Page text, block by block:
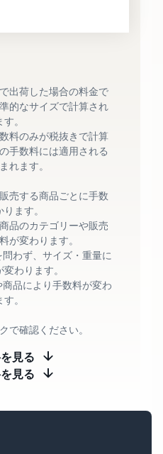
出荷した場合の料金で
的なサイズで計算され
。
料のみが税抜きで計算
手数料には適用される
れます。
売する商品ごとに手数
ます。
品のカテゴリーや販売
が変わります。
わず、サイズ・重量に
わります。
品により手数料が変わ
す。
で確認ください。
見る
見る